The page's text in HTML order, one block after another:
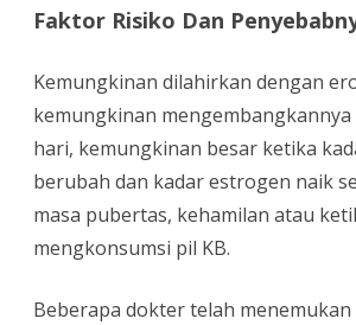
Faktor Risiko Dan
Kemungkinan dilahirkan dengan
kemungkinan mengembangkannya
hari, kemungkinan besar ketika
berubah dan kadar estrogen naik
masa pubertas, kehamilan atau
mengkonsumsi pil KB.
Beberapa dokter telah